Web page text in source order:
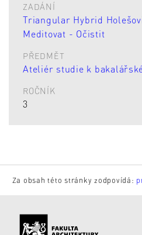
ZADÁNÍ
Triangular Hybrid
Meditovat - Očistit
PŘEDMĚT
Ateliér studie k
ROČNÍK
3
Za obsah této stránky zodpovídá: